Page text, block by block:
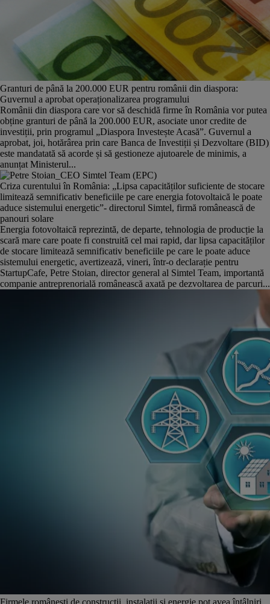
Granturi de până la 200.000 EUR pentru românii din diaspora:
Guvernul a aprobat operaționalizarea programului
Românii din diaspora care vor să deschidă firme în România vor putea
obține granturi de până la 200.000 EUR, asociate unor credite de
investiții, prin programul „Diaspora Investește Acasă”. Guvernul a
aprobat, joi, hotărârea prin care Banca de Investiții și Dezvoltare (BID)
este mandatată să acorde și să gestioneze ajutoarele de minimis, a
anunțat Ministerul...
Criza curentului în România: „Lipsa capacităților suficiente de stocare
limitează semnificativ beneficiile pe care energia fotovoltaică le poate
aduce sistemului energetic”- directorul Simtel, firmă românească de
panouri solare
Energia fotovoltaică reprezintă, de departe, tehnologia de producție la
scară mare care poate fi construită cel mai rapid, dar lipsa capacităților
de stocare limitează semnificativ beneficiile pe care le poate aduce
sistemului energetic, avertizează, vineri, într-o declarație pentru
StartupCafe, Petre Stoian, director general al Simtel Team, importantă
companie antreprenorială românească axată pe dezvoltarea de parcuri...
Firmele românești de construcții, instalații și energie pot avea întâlniri